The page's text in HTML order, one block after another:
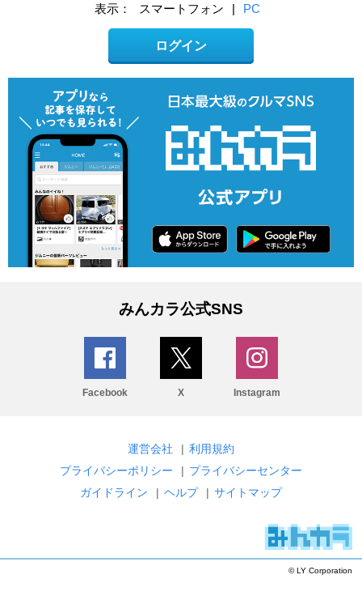
表示： スマートフォン | PC
ログイン
みんカラ公式SNS
Facebook X Instagram
運営会社 | 利用規約
プライバシーポリシー
| プライバシーセンター
ガイドライン
| ヘルプ | サイトマップ
© LY Corporation